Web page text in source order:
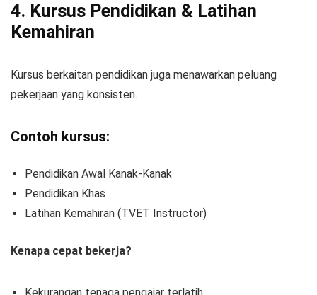
4. Kursus Pendidikan & Latihan
Kemahiran
Kursus berkaitan pendidikan juga menawarkan peluang
pekerjaan yang konsisten.
Contoh kursus:
Pendidikan Awal Kanak-Kanak
Pendidikan Khas
Latihan Kemahiran (TVET Instructor)
Kenapa cepat bekerja?